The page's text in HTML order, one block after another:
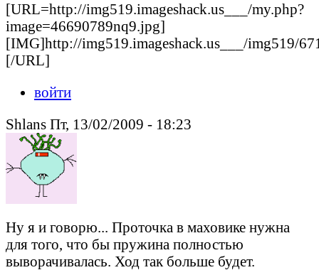
[URL=http://img519.imageshack.us___/my.php?
image=46690789nq9.jpg]
[IMG]http://img519.imageshack.us___/img519/
[/URL]
войти
Shlans Пт, 13/02/2009 - 18:23
Ну я и говорю... Проточка в маховике нужна
для того, что бы пружина полностью
выворачивалась. Ход так больше будет.